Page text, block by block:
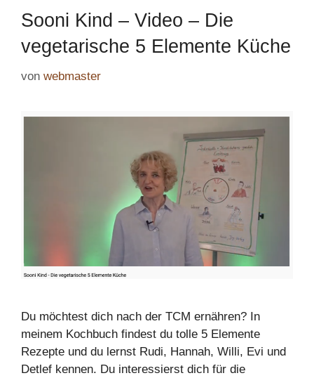
Sooni Kind – Video – Die
vegetarische 5 Elemente Küche
von webmaster
Du möchtest dich nach der TCM ernähren? In
meinem Kochbuch findest du tolle 5 Elemente
Rezepte und du lernst Rudi, Hannah, Willi, Evi und
Detlef kennen. Du interessierst dich für die